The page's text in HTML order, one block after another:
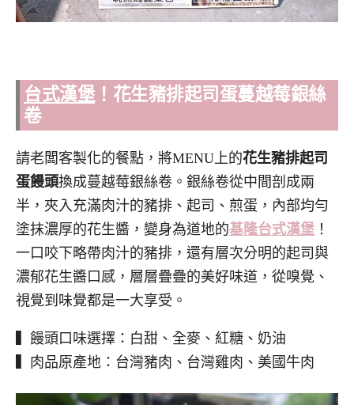
台式漢堡 ！花生豬排起司蛋蔓越莓銀絲
卷
請老闆客製化的餐點，將MENU上的花生豬排起司
蛋饅頭換成蔓越莓銀絲卷。銀絲卷從中間剖成兩
半，夾入充滿肉汁的豬排、起司、煎蛋，內部均勻
塗抹濃厚的花生醬，變身為道地的基隆台式漢堡 ！
一口咬下略帶肉汁的豬排，還有層次分明的起司與
濃郁花生醬口感，層層疊疊的美好味道，從嗅覺、
視覺到味覺都是一大享受。
▍饅頭口味選擇：白甜、全麥、紅糖、奶油
▍肉品原產地：台灣豬肉、台灣雞肉、美國牛肉